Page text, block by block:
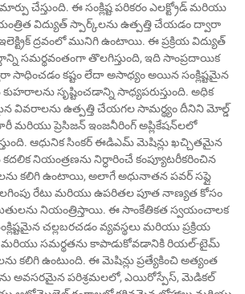
చేస్తుంది. ఈ సంక్లిష్ట పరికరం ఎలక్ట్రోడ్ మరియు
విద్యుత్ స్పార్క్‌లను ఉత్పత్తి చేయడం ద్వారా
ద్రవంలో మునిగి ఉంటాయి. ఈ ప్రక్రియ విద్యుత్
సమర్థవంతంగా తొలగిస్తుంది, ఇది సాంప్రదాయిక
సాధించడం కష్టం లేదా అసాధ్యం అయిన సంక్లిష్టమైన
సృష్టించడాన్ని సాధ్యపరుస్తుంది. అధిక
వివరాలను ఉత్పత్తి చేయగల సామర్థ్యం దీనిని మోల్డ్
మరియు ప్రెసిజన్ ఇంజనీరింగ్ అప్లికేషన్‌లలో
ఆధునిక సింకర్ ఈడిఎమ్ మెషిన్లు ఖచ్చితమైన
నియంత్రణను నిర్ధారించే కంప్యూటరీకరించిన
కలిగి ఉంటాయి, అలాగే అధునాతన పవర్ సప్లై
రేటు మరియు ఉపరితల పూత నాణ్యత కోసం
నియంత్రిస్తాయి. ఈ సాంకేతికత స్వయంచాలక
చల్లబరచడం వ్యవస్థలు మరియు ప్రక్రియ
మరియు సమర్థతను కాపాడుకోవడానికి రియల్-టైమ్
కలిగి ఉంటుంది. ఈ మెషిన్లు ప్రత్యేకించి అత్యంత
అవసరమైన పరిశ్రమలలో, ఎయిరోస్పేస్, మెడికల్